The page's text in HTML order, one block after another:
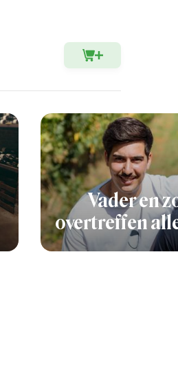
Vader en
overtreffen